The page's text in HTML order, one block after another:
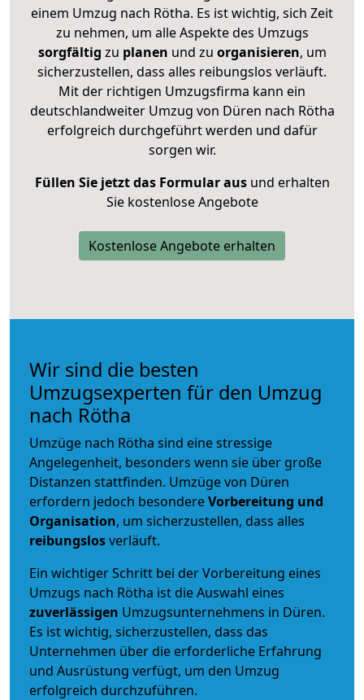
einem Umzug nach Rötha. Es ist wichtig, sich Zeit
zu nehmen, um alle Aspekte des Umzugs
sorgfältig zu planen und zu organisieren, um
sicherzustellen, dass alles reibungslos verläuft.
Mit der richtigen Umzugsfirma kann ein
deutschlandweiter Umzug von Düren nach Rötha
erfolgreich durchgeführt werden und dafür
sorgen wir.
Füllen Sie jetzt das Formular ausund erhalten
Sie kostenlose Angebote
Kostenlose Angebote erhalten
Wir sind die besten
Umzugsexperten für den Umzug
nach Rötha
Umzüge nach Rötha sind eine stressige
Angelegenheit, besonders wenn sie über große
Distanzen stattfinden. Umzüge von Düren
erfordern jedoch besondereVorbereitung und
Organisation, um sicherzustellen, dass alles
reibungslosverläuft.
Ein wichtiger Schritt bei der Vorbereitung eines
Umzugs nach Rötha ist die Auswahl eines
zuverlässigen Umzugsunternehmens in Düren.
Es ist wichtig, sicherzustellen, dass das
Unternehmen über die erforderliche Erfahrung
und Ausrüstung verfügt, um den Umzug
erfolgreich durchzuführen.